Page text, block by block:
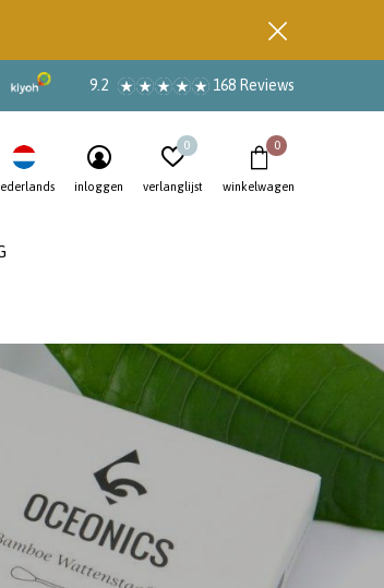
inloggen verlanglijst
0
winkelwagen
0
9.2 168 Reviews